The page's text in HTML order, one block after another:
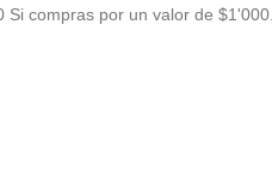
compras por un valor de